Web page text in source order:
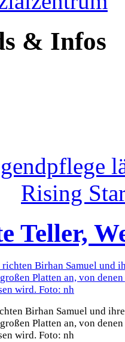
& Infos
Rising
Teller,
Birhan Samuel und
Platten an, von
wird. Foto: nh